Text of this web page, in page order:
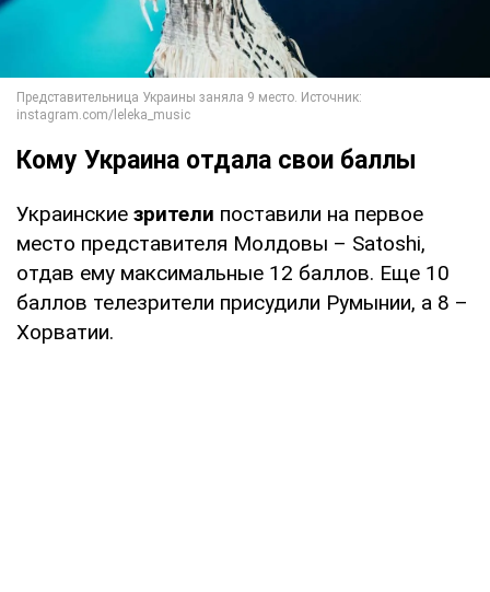
Кому Украина отдала свои баллы
Украинские зрители поставили на первое
место представителя Молдовы – Satoshi,
отдав ему максимальные 12 баллов. Еще 10
баллов телезрители присудили Румынии, а 8 –
Хорватии.